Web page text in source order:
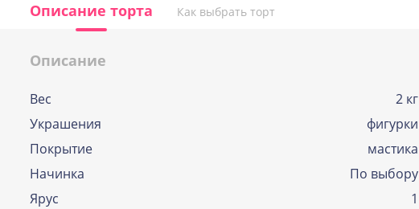
Описание торта Как выбрать торт
Описание
Вес
2 кг
Украшения
фигурки
Покрытие
мастика
Начинка
По выбору
Ярус
1
Если и у Вас возникла дилемма, какую же из
начинок выбрать, наши профессиональные